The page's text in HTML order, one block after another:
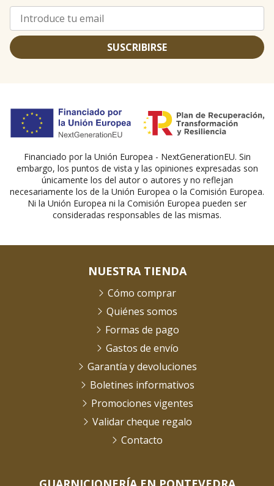
SUSCRIBIRSE
Financiado por la Unión Europea - NextGenerationEU. Sin
embargo, los puntos de vista y las opiniones expresadas son
únicamente los del autor o autores y no reflejan
necesariamente los de la Unión Europea o la Comisión Europea.
Ni la Unión Europea ni la Comisión Europea pueden ser
consideradas responsables de las mismas.
NUESTRA TIENDA
Cómo comprar
Quiénes somos
Formas de pago
Gastos de envío
Garantía y devoluciones
Boletines informativos
Promociones vigentes
Validar cheque regalo
Contacto